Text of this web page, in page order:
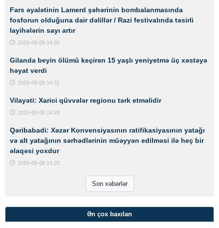
Fars əyalətinin Lamerd şəhərinin bombalanmasında
fosforun olduğuna dair dəlillər / Razi festivalında təsirli
layihələrin sayı artır
2026-08-08 14:35
Gilanda beyin ölümü keçirən 15 yaşlı yeniyetmə üç xəstəyə
həyat verdi
2026-08-08 14:31
Vilayəti: Xarici qüvvələr regionu tərk etməlidir
2026-08-08 14:28
Qəribabadi: Xəzər Konvensiyasının ratifikasiyasının yatağı
və alt yatağının sərhədlərinin müəyyən edilməsi ilə heç bir
əlaqəsi yoxdur
2026-08-08 14:25
Son xəbərlər
Ən çox baxılan